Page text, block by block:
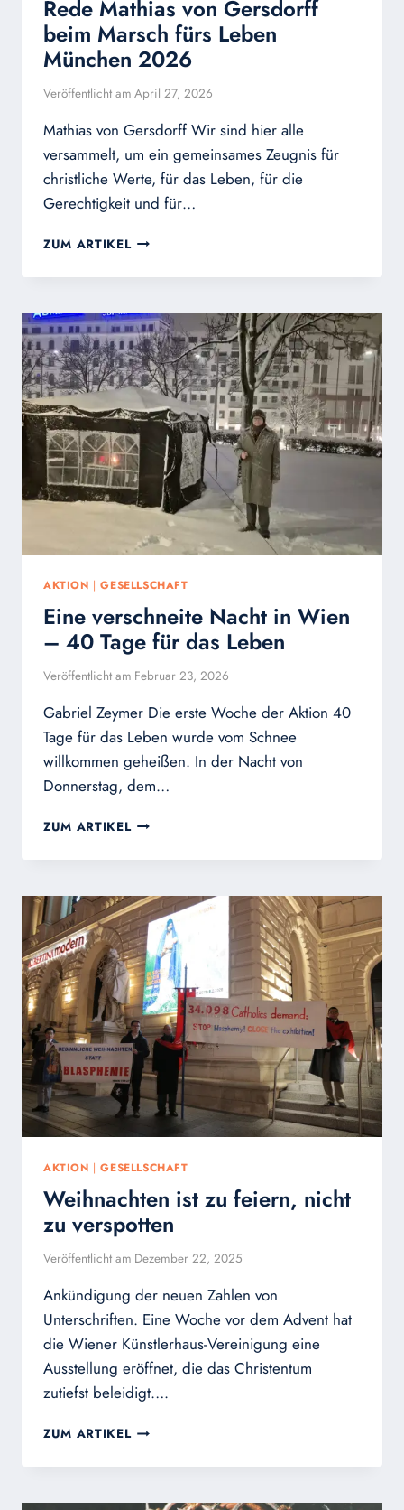
Rede Mathias von Gersdorff
beim Marsch fürs Leben
München 2026
Veröffentlicht am April 27, 2026
Mathias von Gersdorff Wir sind hier alle
versammelt, um ein gemeinsames Zeugnis für
christliche Werte, für das Leben, für die
Gerechtigkeit und für…
ZUM ARTIKEL REDE
VON
BEIM
MARSCH
FÜRS
LEBEN
MÜNCHEN
2026
AKTION |GESELLSCHAFT
Eine verschneite Nacht in Wien
– 40 Tage für das Leben
Veröffentlicht am Februar 23, 2026
Gabriel Zeymer Die erste Woche der Aktion 40
Tage für das Leben wurde vom Schnee
willkommen geheißen. In der Nacht von
Donnerstag, dem…
ZUM ARTIKEL EINE
NACHT
WIEN
–
40
TAGE
FÜR
DAS
LEBEN
AKTION |GESELLSCHAFT
Weihnachten ist zu feiern, nicht
zu verspotten
Veröffentlicht am Dezember 22, 2025
Ankündigung der neuen Zahlen von
Unterschriften. Eine Woche vor dem Advent hat
die Wiener Künstlerhaus-Vereinigung eine
Ausstellung eröffnet, die das Christentum
zutiefst beleidigt….
ZUM ARTIKEL WEIHNACHTEN
ZU
NICHT